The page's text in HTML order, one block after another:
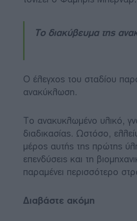
Το διακύβευμα της
Ο έλεγχος του σταδίου
ανακύκλωση.
Το ανακυκλωμένο υλικό,
διαδικασίας. Ωστόσο,
μέρος αυτής της πρώτης
επενδύσεις και τη
παραμένει περισσότερο
Διαβάστε ακόμη